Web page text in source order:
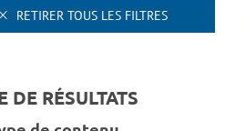
RETIRER TOUS LES FILTRES
DE RÉSULTATS